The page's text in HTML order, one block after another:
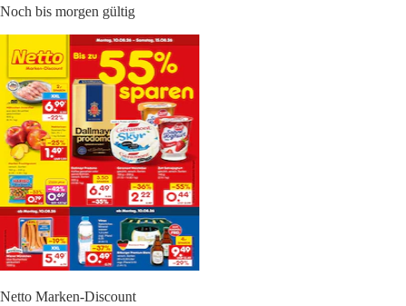
Noch bis morgen gültig
Netto Marken-Discount